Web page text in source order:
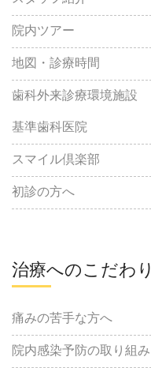
院内ツアー
地図・診療時間
歯科外来診療環境施設
基準歯科医院
スマイル倶楽部
初診の方へ
治療へのこだわり
痛みの苦手な方へ
院内感染予防の取り組み